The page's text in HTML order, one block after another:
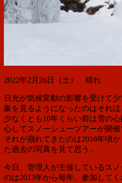
2022年2月26日（土） 晴れ
日光が気候変動の影響を受けて
象を見るようになったのはそれほ
少なくとも10年くらい前は雪の
心してスノーシューツアーが開催
それが崩れてきたのは2016年頃
た過去の写真を見て思う。
今日、管理人が主催しているス
のは2013年から毎年、参加して